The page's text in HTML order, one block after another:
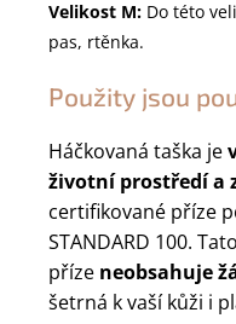
Velikost M: Do této
pas, rtěnka.
Použity jsou
Háčkovaná taška je
životní prostředí a
certifikované příze
STANDARD 100.
příze neobsahuje
šetrná k vaší kůži i